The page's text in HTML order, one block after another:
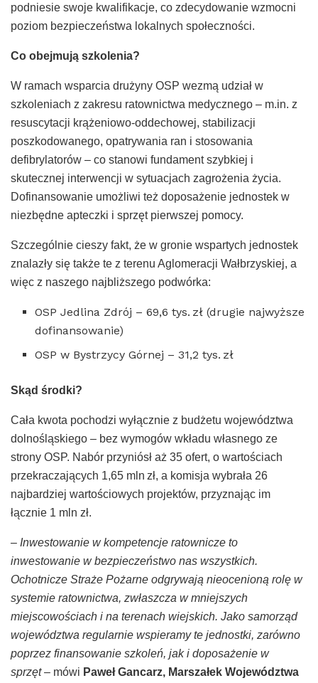
podniesie swoje kwalifikacje, co zdecydowanie wzmocni
poziom bezpieczeństwa lokalnych społeczności.
Co obejmują szkolenia?
W ramach wsparcia drużyny OSP wezmą udział w
szkoleniach z zakresu ratownictwa medycznego – m.in. z
resuscytacji krążeniowo‑oddechowej, stabilizacji
poszkodowanego, opatrywania ran i stosowania
defibrylatorów – co stanowi fundament szybkiej i
skutecznej interwencji w sytuacjach zagrożenia życia.
Dofinansowanie umożliwi też doposażenie jednostek w
niezbędne apteczki i sprzęt pierwszej pomocy.
Szczególnie cieszy fakt, że w gronie wspartych jednostek
znalazły się także te z terenu Aglomeracji Wałbrzyskiej, a
więc z naszego najbliższego podwórka:
OSP Jedlina Zdrój – 69,6 tys. zł (drugie najwyższe
dofinansowanie)
OSP w Bystrzycy Górnej – 31,2 tys. zł
Skąd środki?
Cała kwota pochodzi wyłącznie z budżetu województwa
dolnośląskiego – bez wymogów wkładu własnego ze
strony OSP. Nabór przyniósł aż 35 ofert, o wartościach
przekraczających 1,65 mln zł, a komisja wybrała 26
najbardziej wartościowych projektów, przyznając im
łącznie 1 mln zł.
– Inwestowanie w kompetencje ratownicze to
inwestowanie w bezpieczeństwo nas wszystkich.
Ochotnicze Straże Pożarne odgrywają nieocenioną rolę w
systemie ratownictwa, zwłaszcza w mniejszych
miejscowościach i na terenach wiejskich. Jako samorząd
województwa regularnie wspieramy te jednostki, zarówno
poprzez finansowanie szkoleń, jak i doposażenie w
sprzęt– mówi Paweł Gancarz, Marszałek Województwa